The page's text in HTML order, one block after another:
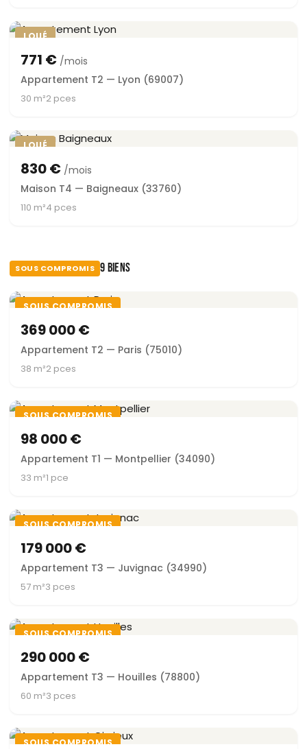
LOUÉ
771 € /mois
Appartement T2 — Lyon (69007)
30 m²2 pces
LOUÉ
830 € /mois
Maison T4 — Baigneaux (33760)
110 m²4 pces
SOUS COMPROMIS 9 BIENS
SOUS COMPROMIS
369 000 €
Appartement T2 — Paris (75010)
38 m²2 pces
SOUS COMPROMIS
98 000 €
Appartement T1 — Montpellier (34090)
33 m²1 pce
SOUS COMPROMIS
179 000 €
Appartement T3 — Juvignac (34990)
57 m²3 pces
SOUS COMPROMIS
290 000 €
Appartement T3 — Houilles (78800)
60 m²3 pces
SOUS COMPROMIS